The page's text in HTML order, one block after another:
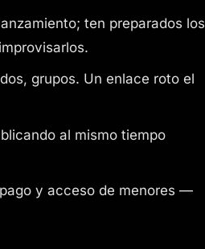
ten preparados los
grupos. Un enlace roto el
al mismo tiempo
y acceso de menores —